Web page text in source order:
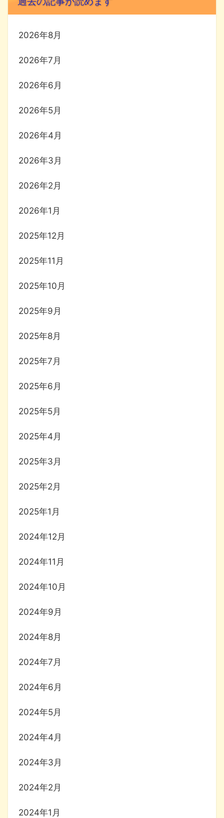
2026年8月
2026年7月
2026年6月
2026年5月
2026年4月
2026年3月
2026年2月
2026年1月
2025年12月
2025年11月
2025年10月
2025年9月
2025年8月
2025年7月
2025年6月
2025年5月
2025年4月
2025年3月
2025年2月
2025年1月
2024年12月
2024年11月
2024年10月
2024年9月
2024年8月
2024年7月
2024年6月
2024年5月
2024年4月
2024年3月
2024年2月
2024年1月